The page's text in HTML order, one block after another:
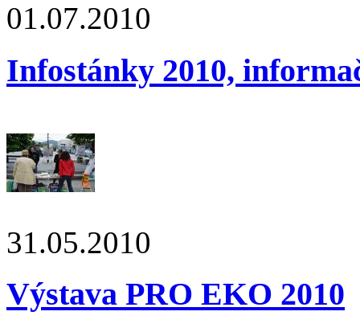
01.07.2010
Infostánky 2010,
31.05.2010
Výstava PRO EKO 2010